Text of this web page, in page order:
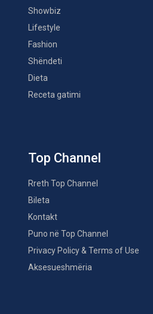
Showbiz
Lifestyle
Fashion
Shëndeti
Dieta
Receta gatimi
Top Channel
Rreth Top Channel
Bileta
Kontakt
Puno në Top Channel
Privacy Policy & Terms of Use
Aksesueshmëria